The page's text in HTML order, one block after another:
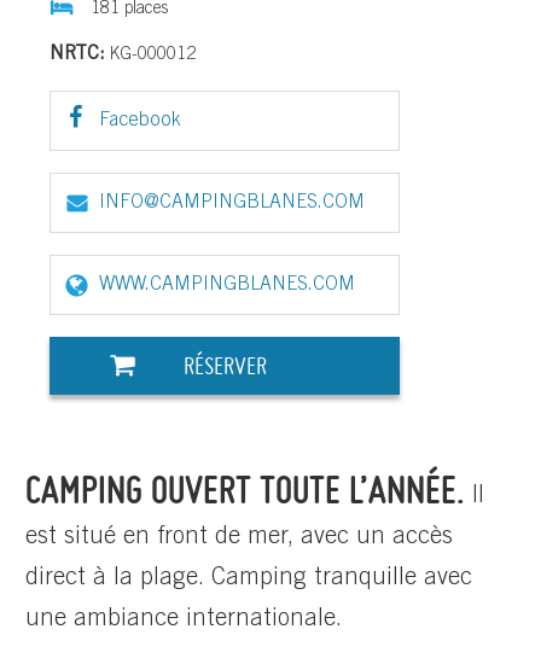
CAMPING OUVERT TOUTE L’ANNÉE. Il
est situé en front de mer, avec un accès
direct à la plage. Camping tranquille avec
une ambiance internationale.
181 places
NRTC: KG-000012
Facebook
INFO@CAMPINGBLANES.COM
WWW.CAMPINGBLANES.COM
RÉSERVER